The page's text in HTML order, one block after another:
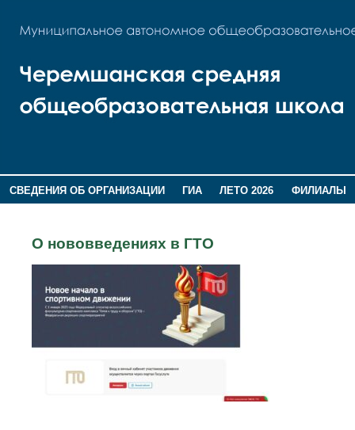
СВЕДЕНИЯ ОБ ОРГАНИЗАЦИИ ГИА ЛЕТО 2026
ФИЛИАЛЫ
О нововведениях в ГТО